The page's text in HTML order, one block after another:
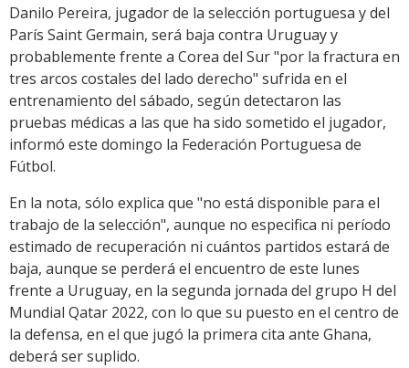
Link
Danilo Pereira, jugador de la selección portuguesa y del
París Saint Germain, será baja contra Uruguay y
probablemente frente a Corea del Sur "por la fractura en
tres arcos costales del lado derecho" sufrida en el
entrenamiento del sábado, según detectaron las
pruebas médicas a las que ha sido sometido el jugador,
informó este domingo la Federación Portuguesa de
Fútbol.
En la nota, sólo explica que "no está disponible para el
trabajo de la selección", aunque no especifica ni período
estimado de recuperación ni cuántos partidos estará de
baja, aunque se perderá el encuentro de este lunes
frente a Uruguay, en la segunda jornada del grupo H del
Mundial Qatar 2022, con lo que su puesto en el centro de
la defensa, en el que jugó la primera cita ante Ghana,
deberá ser suplido.